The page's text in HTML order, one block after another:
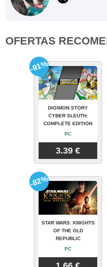
OFERTAS
DIGIMON STORY
CYBER SLEUTH:
COMPLETE EDITION
PC
3.39 €
-91%
STAR WARS: KNIGHTS
OF THE OLD
REPUBLIC
PC
-82%